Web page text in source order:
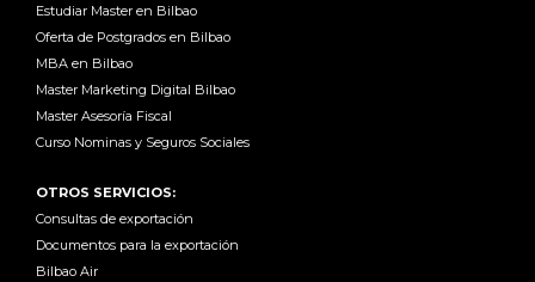
Estudiar Master en Bilbao
Oferta de Postgrados en Bilbao
MBA en Bilbao
Master Marketing Digital Bilbao
Master Asesoría Fiscal
Curso Nominas y Seguros Sociales
OTROS SERVICIOS:
Consultas de exportación
Documentos para la exportación
Bilbao Air